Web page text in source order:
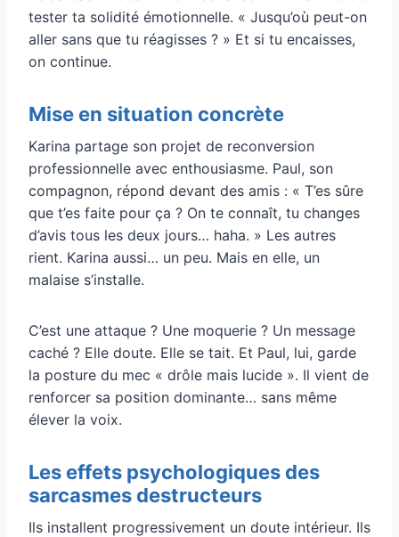
tester ta solidité émotionnelle. « Jusqu’où peut-on
aller sans que tu réagisses ? » Et si tu encaisses,
on continue.
Mise en situation concrète
Karina partage son projet de reconversion
professionnelle avec enthousiasme. Paul, son
compagnon, répond devant des amis : « T’es sûre
que t’es faite pour ça ? On te connaît, tu changes
d’avis tous les deux jours… haha. » Les autres
rient. Karina aussi… un peu. Mais en elle, un
malaise s’installe.
C’est une attaque ? Une moquerie ? Un message
caché ? Elle doute. Elle se tait. Et Paul, lui, garde
la posture du mec « drôle mais lucide ». Il vient de
renforcer sa position dominante… sans même
élever la voix.
Les effets psychologiques des
sarcasmes destructeurs
Ils installent progressivement un doute intérieur. Ils